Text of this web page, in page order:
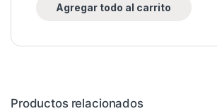
Agregar todo al carrito
Productos relacionados